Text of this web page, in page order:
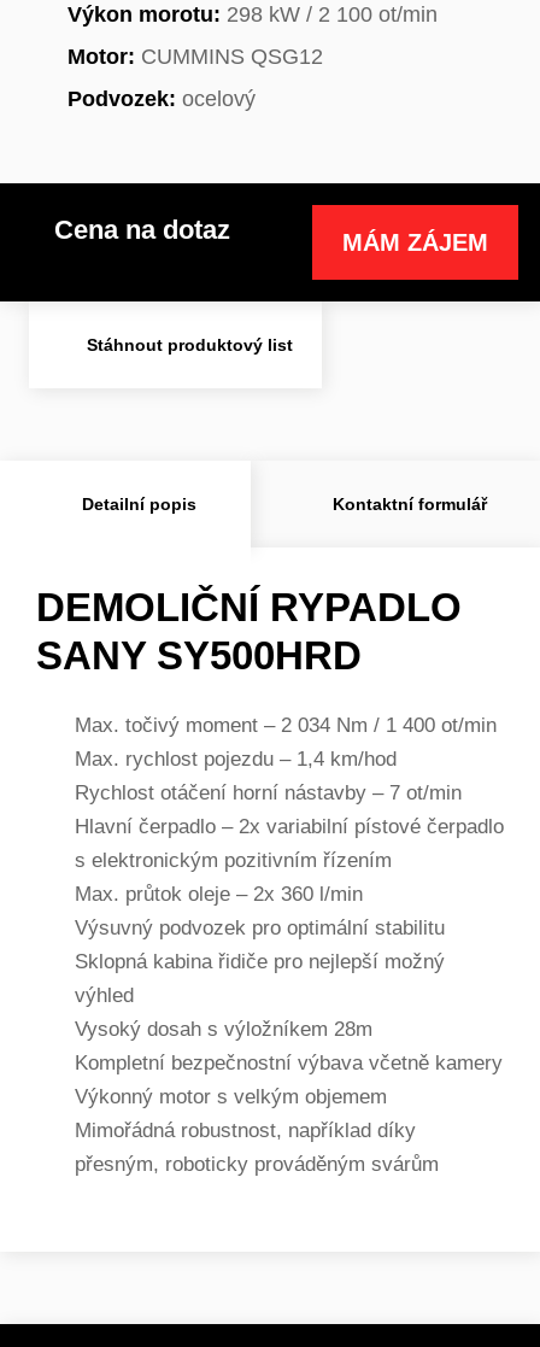
Výkon morotu: 298 kW / 2 100 ot/min
Motor: CUMMINS QSG12
Podvozek: ocelový
Cena na dotaz MÁM ZÁJEM
Stáhnout produktový list
Detailní popis Kontaktní formulář
DEMOLIČNÍ RYPADLO
SANY SY500HRD
Max. točivý moment – 2 034 Nm / 1 400 ot/min
Max. rychlost pojezdu – 1,4 km/hod
Rychlost otáčení horní nástavby – 7 ot/min
Hlavní čerpadlo – 2x variabilní pístové čerpadlo
s elektronickým pozitivním řízením
Max. průtok oleje – 2x 360 l/min
Výsuvný podvozek pro optimální stabilitu
Sklopná kabina řidiče pro nejlepší možný
výhled
Vysoký dosah s výložníkem 28m
Kompletní bezpečnostní výbava včetně kamery
Výkonný motor s velkým objemem
Mimořádná robustnost, například díky
přesným, roboticky prováděným svárům